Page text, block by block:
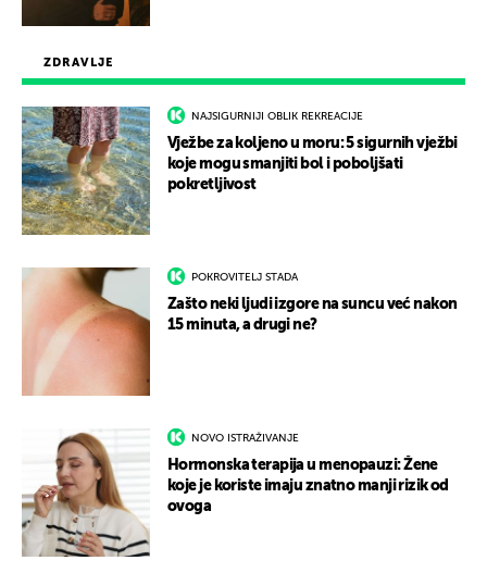
ZDRAVLJE
NAJSIGURNIJI OBLIK REKREACIJE
Vježbe za koljeno u moru: 5 sigurnih vježbi
koje mogu smanjiti bol i poboljšati
pokretljivost
POKROVITELJ STADA
Zašto neki ljudi izgore na suncu već nakon
15 minuta, a drugi ne?
NOVO ISTRAŽIVANJE
Hormonska terapija u menopauzi: Žene
koje je koriste imaju znatno manji rizik od
ovoga